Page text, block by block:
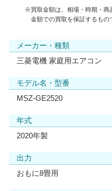
※買取金額は、相場・時期・商
金額での買取を保証するもの
メーカー・種類
三菱電機 家庭用エアコン
モデル名・型番
MSZ-GE2520
年式
2020年製
出力
おもに8畳用